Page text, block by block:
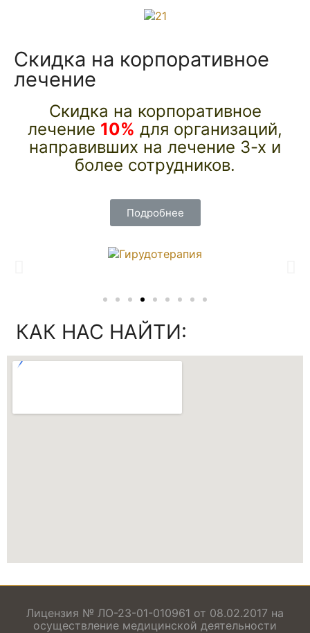
Скидка на корпоративное
лечение
Скидка на корпоративное
лечение 10% для организаций,
направивших на лечение 3-х и
более сотрудников.
Подробнее
КАК НАС НАЙТИ:
Лицензия № ЛО-23-01-010961 от 08.02.2017 на
осуществление медицинской деятельности